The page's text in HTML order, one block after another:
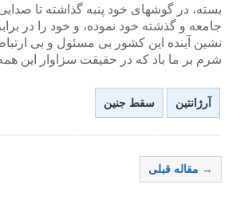
بسته، در گوشهای خود پنبه گذاشته تا
جامعه و گذشته خود نموده، و خود را در
نشین آینده این کشور بی مسئول و بی
شرم بر ما باد که در حقیقت سزاوار این
آرژانتین سقط جنین
→ مقاله قبلی